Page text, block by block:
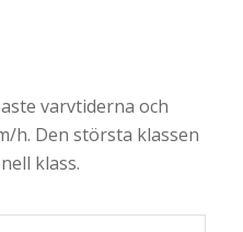
varvtiderna och
h. Den största klassen
klass.